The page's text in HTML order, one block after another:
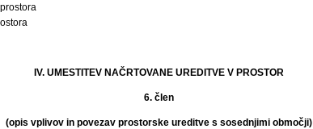
IV. UMESTITEV NAČRTOVANE UREDITVE V PROSTOR
6. člen
(opis vplivov in povezav prostorske ureditve s sosednjimi območji)